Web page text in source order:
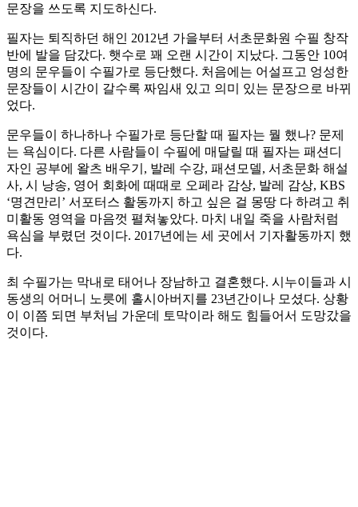
문장을 쓰도록 지도하신다.
필자는 퇴직하던 해인 2012년 가을부터 서초문화원 수필 창작
반에 발을 담갔다. 햇수로 꽤 오랜 시간이 지났다. 그동안 10여
명의 문우들이 수필가로 등단했다. 처음에는 어설프고 엉성한
문장들이 시간이 갈수록 짜임새 있고 의미 있는 문장으로 바뀌
었다.
문우들이 하나하나 수필가로 등단할 때 필자는 뭘 했나? 문제
는 욕심이다. 다른 사람들이 수필에 매달릴 때 필자는 패션디
자인 공부에 왈츠 배우기, 발레 수강, 패션모델, 서초문화 해설
사, 시 낭송, 영어 회화에 때때로 오페라 감상, 발레 감상, KBS
‘명견만리’ 서포터스 활동까지 하고 싶은 걸 몽땅 다 하려고 취
미활동 영역을 마음껏 펼쳐놓았다. 마치 내일 죽을 사람처럼
욕심을 부렸던 것이다. 2017년에는 세 곳에서 기자활동까지 했
다.
최 수필가는 막내로 태어나 장남하고 결혼했다. 시누이들과 시
동생의 어머니 노릇에 홀시아버지를 23년간이나 모셨다. 상황
이 이쯤 되면 부처님 가운데 토막이라 해도 힘들어서 도망갔을
것이다.